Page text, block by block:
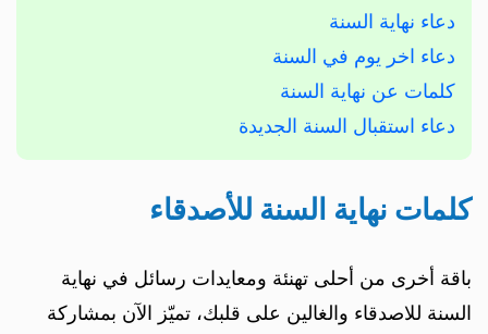
دعاء نهاية السنة
دعاء اخر يوم في السنة
كلمات عن نهاية السنة
دعاء استقبال السنة الجديدة
كلمات نهاية السنة للأصدقاء
باقة أخرى من أحلى تهنئة ومعايدات رسائل في نهاية
السنة للاصدقاء والغالين على قلبك، تميّز الآن بمشاركة